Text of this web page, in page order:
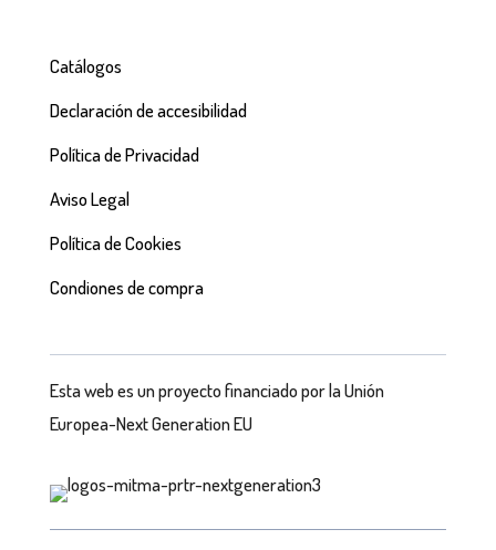
Catálogos
Declaración de accesibilidad
Política de Privacidad
Aviso Legal
Política de Cookies
Condiones de compra
Esta web es un proyecto financiado por la Unión
Europea-Next Generation EU